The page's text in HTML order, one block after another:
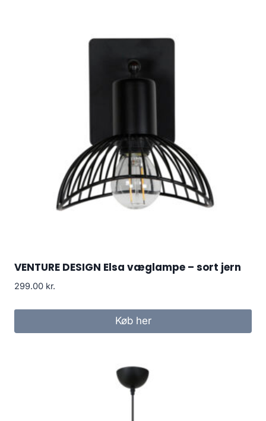
VENTURE DESIGN Elsa væglampe – sort jern
299.00 kr.
Køb her